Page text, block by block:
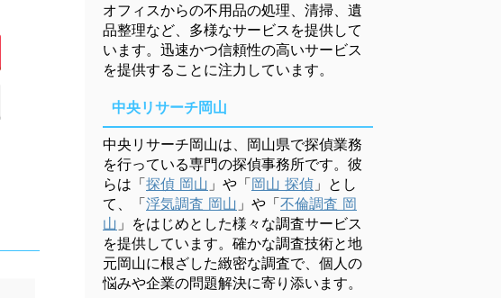
オフィスからの不用品の処理、清掃、遺
品整理など、多様なサービスを提供して
います。迅速かつ信頼性の高いサービス
を提供することに注力しています。
中央リサーチ岡山
中央リサーチ岡山は、岡山県で探偵業務
を行っている専門の探偵事務所です。彼
らは「探偵 岡山 」や「岡山 探偵 」とし
て、「浮気調査 岡山 」や「不倫調査 岡
山 」をはじめとした様々な調査サービス
を提供しています。確かな調査技術と地
元岡山に根ざした緻密な調査で、個人の
悩みや企業の問題解決に寄り添います。